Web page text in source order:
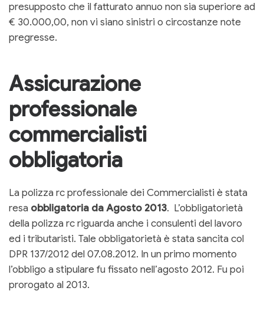
presupposto che il fatturato annuo non sia superiore ad
€ 30.000,00, non vi siano sinistri o circostanze note
pregresse.
Assicurazione
professionale
commercialisti
obbligatoria
La polizza rc professionale dei Commercialisti è stata
resa obbligatoria da Agosto 2013. L’obbligatorietà
della polizza rc riguarda anche i consulenti del lavoro
ed i tributaristi. Tale obbligatorietà è stata sancita col
DPR 137/2012 del 07.08.2012. In un primo momento
l’obbligo a stipulare fu fissato nell’agosto 2012. Fu poi
prorogato al 2013.